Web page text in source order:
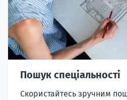
Пошук спеціальності
Скористайтесь зручним